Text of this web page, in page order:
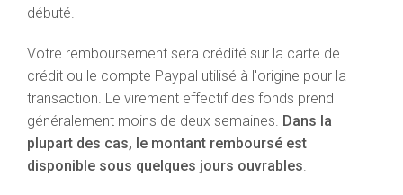
débuté.
Votre remboursement sera crédité sur la carte de
crédit ou le compte Paypal utilisé à l'origine pour la
transaction. Le virement effectif des fonds prend
généralement moins de deux semaines. Dans la
plupart des cas, le montant remboursé est
disponible sous quelques jours ouvrables.